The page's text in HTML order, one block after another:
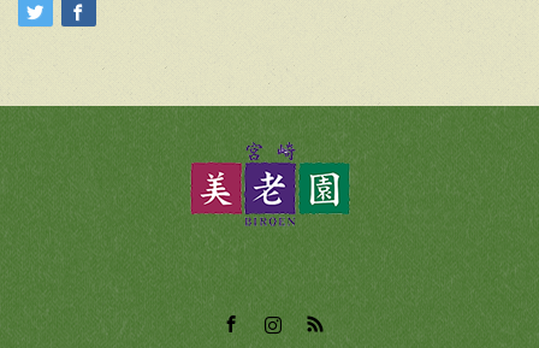
FacebookInstagramRSS